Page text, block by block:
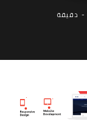
دقيقة